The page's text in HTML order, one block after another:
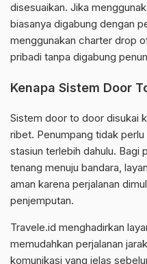
disesuaikan. Jika
biasanya digabung dengan
menggunakan charter drop
pribadi tanpa digabung
Kenapa Sistem Door
Sistem door to door disukai
ribet. Penumpang tidak
stasiun terlebih dahulu. Bagi
tenang menuju bandara,
aman karena perjalanan
penjemputan.
Travele.id menghadirkan
memudahkan perjalanan
komunikasi yang jelas